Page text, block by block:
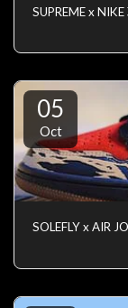
SUPREME x
05
Oct
SOLEFLY x AIR